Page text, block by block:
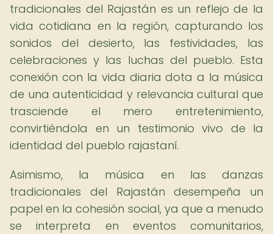
tradicionales del Rajastán es un reflejo de la
vida cotidiana en la región, capturando los
sonidos del desierto, las festividades, las
celebraciones y las luchas del pueblo. Esta
conexión con la vida diaria dota a la música
de una autenticidad y relevancia cultural que
trasciende el mero entretenimiento,
convirtiéndola en un testimonio vivo de la
identidad del pueblo rajastaní.
Asimismo, la música en las danzas
tradicionales del Rajastán desempeña un
papel en la cohesión social, ya que a menudo
se interpreta en eventos comunitarios,